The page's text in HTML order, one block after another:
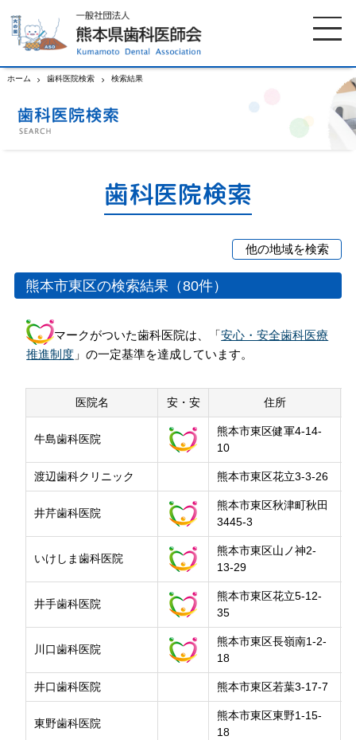
ホーム 歯科医院検索 検索結果
歯科医院検索
他の地域を検索
熊本市
中央区
北区
東区
西区
宇土郡市
玉名郡市
荒尾市
山鹿市
上益城郡
下益城郡
八代
水俣・芦北
天草郡市
熊本市東区の検索結果（80件）
マークがついた歯科医院は、「安心・安全歯科医療
推進制度 」の一定基準を達成しています。
医院名 安・安 住所
牛島歯科医院
熊本市東区健軍4-14-
10
渡辺歯科クリニック 熊本市東区花立3-3-26
井芹歯科医院
熊本市東区秋津町秋田
3445-3
いけしま歯科医院
熊本市東区山ノ神2-
13-29
井手歯科医院
熊本市東区花立5-12-
35
川口歯科医院
熊本市東区長嶺南1-2-
18
井口歯科医院 熊本市東区若葉3-17-7
東野歯科医院
熊本市東区東野1-15-
18
ホーム 歯科医師会について
休日当番医
お知らせ 口腔保健センター
国保組合からのお知らせ
プライバシーポリシー
サイトマップ